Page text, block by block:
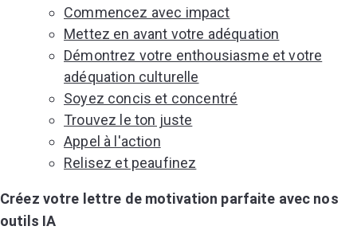
Commencez avec impact
Mettez en avant votre adéquation
Démontrez votre enthousiasme et votre
adéquation culturelle
Soyez concis et concentré
Trouvez le ton juste
Appel à l'action
Relisez et peaufinez
Créez votre lettre de motivation parfaite avec nos
outils IA